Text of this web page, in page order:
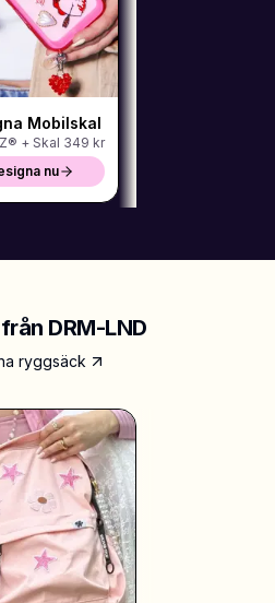
Hitta dina favoriter.
Mina ordrar
Mobilskal
+ Skal 349 kr
nu
DRM-LND
ryggsäck